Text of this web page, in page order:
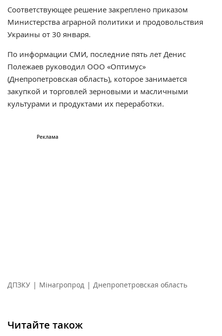
Соответствующее решение закреплено приказом
Министерства аграрной политики и продовольствия
Украины от 30 января.
По информации СМИ, последние пять лет Денис
Полежаев руководил ООО «Оптимус»
(Днепропетровская область), которое занимается
закупкой и торговлей зерновыми и масличными
культурами и продуктами их переработки.
ДПЗКУ | Мінагропрод | Днепропетровская область
Читайте також